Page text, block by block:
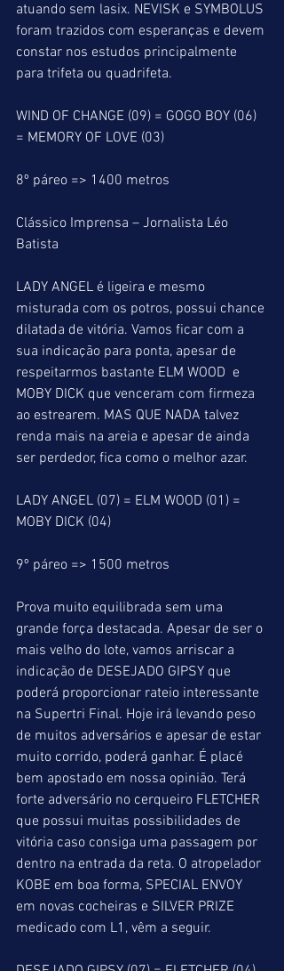
atuando sem lasix. NEVISK e SYMBOLUS
foram trazidos com esperanças e devem
constar nos estudos principalmente
para trifeta ou quadrifeta.
WIND OF CHANGE (09) = GOGO BOY (06)
= MEMORY OF LOVE (03)
8º páreo => 1400 metros
Clássico Imprensa – Jornalista Léo
Batista
LADY ANGEL é ligeira e mesmo
misturada com os potros, possui chance
dilatada de vitória. Vamos ficar com a
sua indicação para ponta, apesar de
respeitarmos bastante ELM WOOD  e
MOBY DICK que venceram com firmeza
ao estrearem. MAS QUE NADA talvez
renda mais na areia e apesar de ainda
ser perdedor, fica como o melhor azar.
LADY ANGEL (07) = ELM WOOD (01) =
MOBY DICK (04)
9º páreo => 1500 metros
Prova muito equilibrada sem uma
grande força destacada. Apesar de ser o
mais velho do lote, vamos arriscar a
indicação de DESEJADO GIPSY que
poderá proporcionar rateio interessante
na Supertri Final. Hoje irá levando peso
de muitos adversários e apesar de estar
muito corrido, poderá ganhar. É placé
bem apostado em nossa opinião. Terá
forte adversário no cerqueiro FLETCHER
que possui muitas possibilidades de
vitória caso consiga uma passagem por
dentro na entrada da reta. O atropelador
KOBE em boa forma, SPECIAL ENVOY
em novas cocheiras e SILVER PRIZE
medicado com L1, vêm a seguir.